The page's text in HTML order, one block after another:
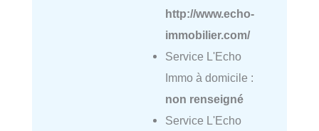
http://www.echo-
immobilier.com/
Service L'Echo
Immo à domicile :
non renseigné
Service L'Echo